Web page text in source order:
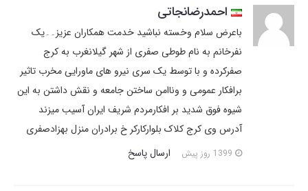
احمدرضانجاتی
باعرض سلام وخسته نباشید خدمت همکاران عزیز۔۔یک
نفرخانم به نام طوطی صفری از شهر گیلانغرب به کرج
صفرکرده و با توسط یک سری نیرو های ماورایی مخرب تاثیر
برافکار عمومی و وناامن ساختن جامعه و نقش داشتن به این
شیوه فوق شدید بر افکارمردم شریف ایران آسیب میزند
آدرس وی کرج کلاک بلوارکارکر خ برادران منزل بهزادصفری
ارسال پاسخ